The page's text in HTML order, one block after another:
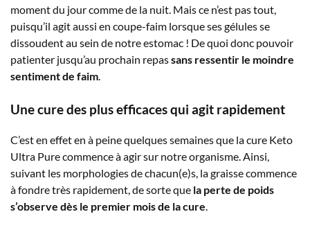
moment du jour comme de la nuit. Mais ce n’est pas tout,
puisqu’il agit aussi en coupe-faim lorsque ses gélules se
dissoudent au sein de notre estomac ! De quoi donc pouvoir
patienter jusqu’au prochain repassans ressentir le moindre
sentiment de faim
Une cure des plus efficaces qui agit rapidement
C’est en effet en à peine quelques semaines que la cure Keto
Ultra Pure commence à agir sur notre organisme. Ainsi,
suivant les morphologies de chacun(e)s, la graisse commence
à fondre très rapidement, de sorte que la perte de poids
s’observe dès le premier mois de la cure